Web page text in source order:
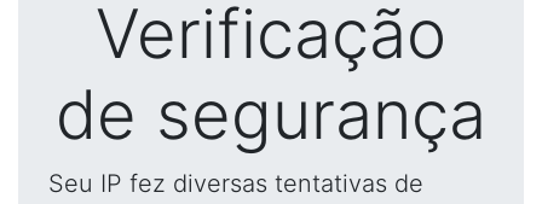
Verificação
de segurança
Seu IP fez diversas tentativas de